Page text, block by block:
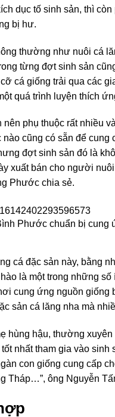
dục tố sinh sản, thì
bị hư.
thường như nuôi cá
từng đợt sinh sản
cá giống trải qua các
quá trình luyện thích
phụ thuộc rất nhiều
cũng có sẵn để
đợt sinh sản đó là
xuất bán cho người
Phước chia sẻ.
Phước chuẩn bị
cá đặc sản này, bằng
là một trong những
cung ứng nguồn
sản cá lăng nha mà
hùng hậu, thường
nhất tham gia vào
con giống cung cấp
Tháp…”, ông Nguyễn